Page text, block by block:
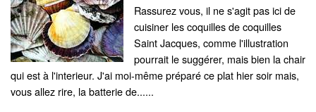
Rassurez vous, il ne s'agit pas ici de
cuisiner les coquilles de coquilles
Saint Jacques, comme l'illustration
pourrait le suggérer, mais bien la chair
qui est à l'interieur. J'ai moi-même préparé ce plat hier soir mais,
vous allez rire, la batterie de......